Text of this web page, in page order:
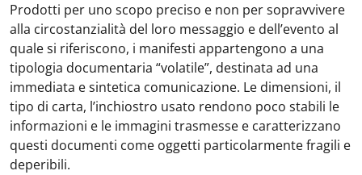
Prodotti per uno scopo preciso e non per sopravvivere
alla circostanzialità del loro messaggio e dell’evento al
quale si riferiscono, i manifesti appartengono a una
tipologia documentaria “volatile”, destinata ad una
immediata e sintetica comunicazione. Le dimensioni, il
tipo di carta, l’inchiostro usato rendono poco stabili le
informazioni e le immagini trasmesse e caratterizzano
questi documenti come oggetti particolarmente fragili e
deperibili.